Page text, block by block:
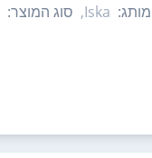
מותג: Iska, סוג המוצר: